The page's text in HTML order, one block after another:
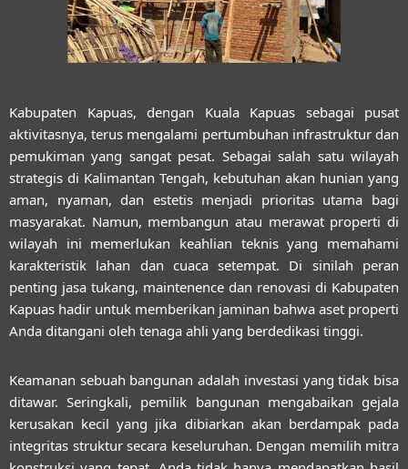
Kabupaten Kapuas, dengan Kuala Kapuas sebagai pusat
aktivitasnya, terus mengalami pertumbuhan infrastruktur dan
pemukiman yang sangat pesat. Sebagai salah satu wilayah
strategis di Kalimantan Tengah, kebutuhan akan hunian yang
aman, nyaman, dan estetis menjadi prioritas utama bagi
masyarakat. Namun, membangun atau merawat properti di
wilayah ini memerlukan keahlian teknis yang memahami
karakteristik lahan dan cuaca setempat. Di sinilah peran
penting jasa tukang, maintenence dan renovasi di Kabupaten
Kapuas hadir untuk memberikan jaminan bahwa aset properti
Anda ditangani oleh tenaga ahli yang berdedikasi tinggi.
Keamanan sebuah bangunan adalah investasi yang tidak bisa
ditawar. Seringkali, pemilik bangunan mengabaikan gejala
kerusakan kecil yang jika dibiarkan akan berdampak pada
integritas struktur secara keseluruhan. Dengan memilih mitra